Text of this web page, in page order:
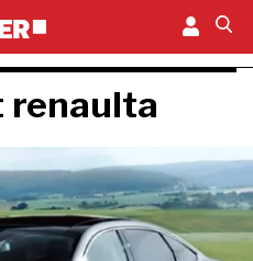
renaulta